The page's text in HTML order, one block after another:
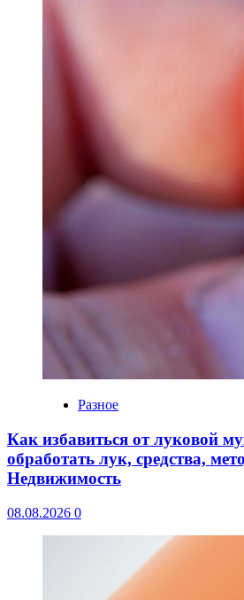
Разное
Как избавиться от луковой
обработать лук, средства,
Недвижимость
08.08.2026 0